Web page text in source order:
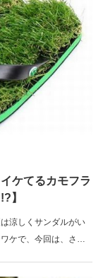
ケてるカモフラ
】
涼しくサンダルがい
ケで、今回は、さり